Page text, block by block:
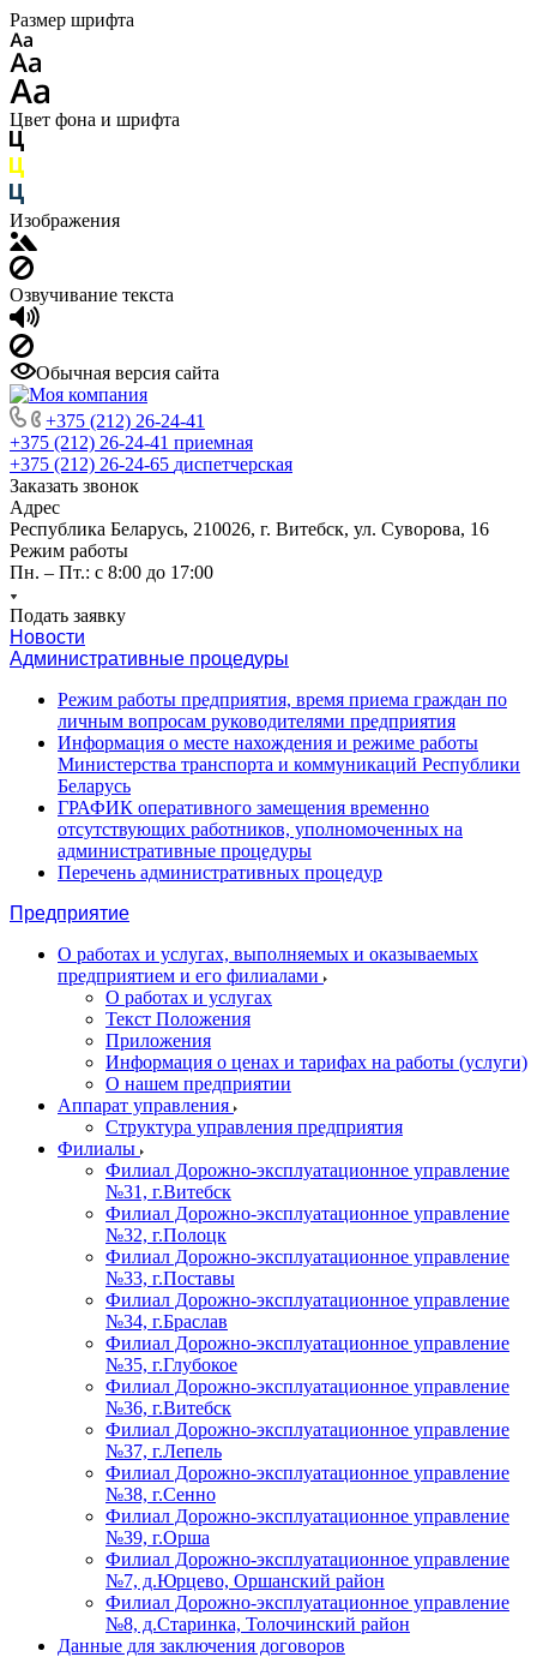
Размер шрифта
Цвет фона и шрифта
Изображения
Озвучивание текста
Обычная версия сайта
+375 (212) 26-24-41
+375 (212) 26-24-41 приемная
+375 (212) 26-24-65 диспетчерская
Заказать звонок
Адрес
Республика Беларусь, 210026, г. Витебск, ул. Суворова, 16
Режим работы
Пн. – Пт.: с 8:00 до 17:00
Подать заявку
Новости
Административные процедуры
Режим работы предприятия, время приема граждан по
личным вопросам руководителями предприятия
Информация о месте нахождения и режиме работы
Министерства транспорта и коммуникаций Республики
Беларусь
ГРАФИК оперативного замещения временно
отсутствующих работников, уполномоченных на
административные процедуры
Перечень административных процедур
Предприятие
О работах и услугах, выполняемых и оказываемых
предприятием и его филиалами
О работах и услугах
Текст Положения
Приложения
Информация о ценах и тарифах на работы (услуги)
О нашем предприятии
Аппарат управления
Структура управления предприятия
Филиалы
Филиал Дорожно-эксплуатационное управление
№31, г.Витебск
Филиал Дорожно-эксплуатационное управление
№32, г.Полоцк
Филиал Дорожно-эксплуатационное управление
№33, г.Поставы
Филиал Дорожно-эксплуатационное управление
№34, г.Браслав
Филиал Дорожно-эксплуатационное управление
№35, г.Глубокое
Филиал Дорожно-эксплуатационное управление
№36, г.Витебск
Филиал Дорожно-эксплуатационное управление
№37, г.Лепель
Филиал Дорожно-эксплуатационное управление
№38, г.Сенно
Филиал Дорожно-эксплуатационное управление
№39, г.Орша
Филиал Дорожно-эксплуатационное управление
№7, д.Юрцево, Оршанский район
Филиал Дорожно-эксплуатационное управление
№8, д.Старинка, Толочинский район
Данные для заключения договоров